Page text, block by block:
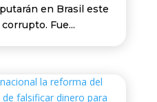
en Brasil este
Fue...